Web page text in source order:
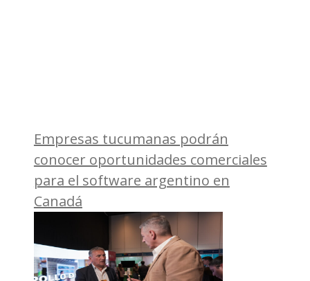
Empresas tucumanas podrán
conocer oportunidades comerciales
para el software argentino en
Canadá